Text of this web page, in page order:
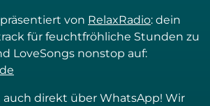
von RelaxRadio: dein
für feuchtfröhliche Stunden zu
LoveSongs nonstop auf:
auch direkt über WhatsApp! Wir